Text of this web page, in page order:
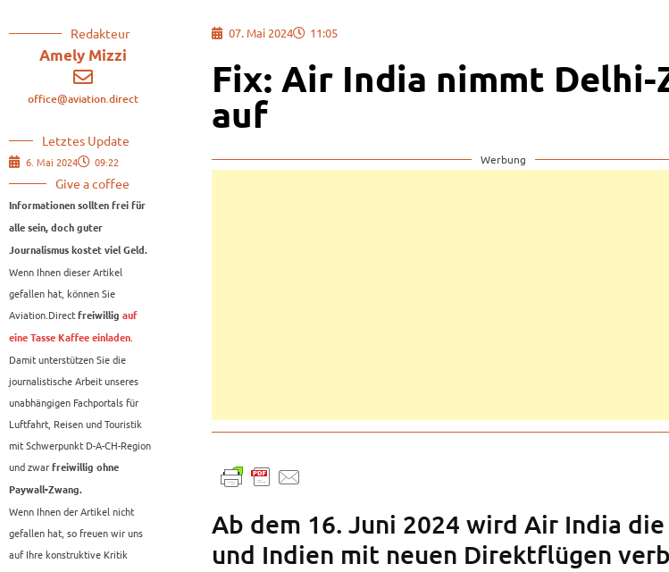
Redakteur
Amely Mizzi
office@aviation.direct
Letztes Update
6. Mai 2024 09:22
Give a coffee
Informationen sollten frei für
alle sein, doch guter
Journalismus kostet viel Geld.
Wenn Ihnen dieser Artikel
gefallen hat, können Sie
Aviation.Direct freiwillig auf
eine Tasse Kaffee einladen.
Damit unterstützen Sie die
journalistische Arbeit unseres
unabhängigen Fachportals für
Luftfahrt, Reisen und Touristik
mit Schwerpunkt D-A-CH-Region
und zwar freiwillig ohne
Paywall-Zwang.
Wenn Ihnen der Artikel nicht
gefallen hat, so freuen wir uns
auf Ihre konstruktive Kritik
07. Mai 2024 11:05
Fix: Air India nimmt Delhi-
auf
Werbung
Ab dem 16. Juni 2024 wird Air India die
und Indien mit neuen Direktflügen